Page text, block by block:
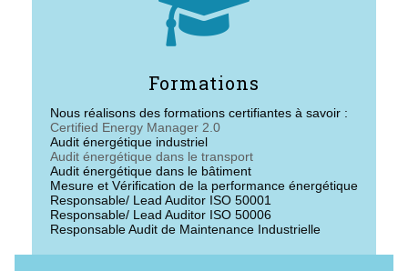

Formations
Nous réalisons des formations certifiantes à savoir :
Certified Energy Manager 2.0
Audit énergétique industriel
Audit énergétique dans le transport
Audit énergétique dans le bâtiment
Mesure et Vérification de la performance énergétique
Responsable/ Lead Auditor ISO 50001
Responsable/ Lead Auditor ISO 50006
Responsable Audit de Maintenance Industrielle